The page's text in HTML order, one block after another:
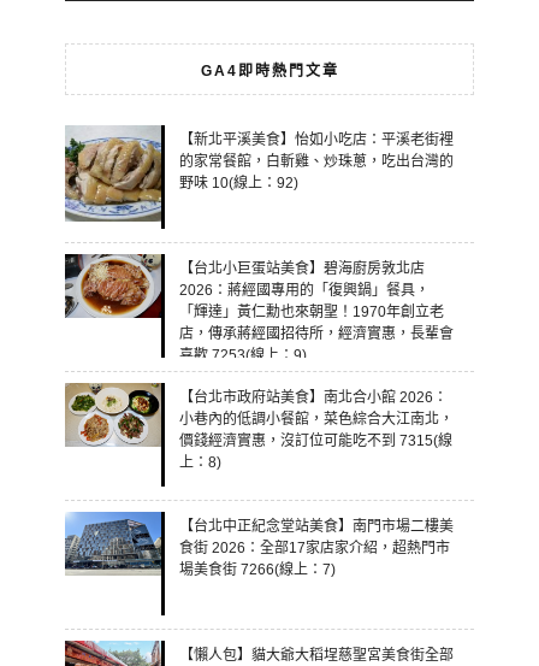
GA4即時熱門文章
【新北平溪美食】怡如小吃店：平溪老街裡
的家常餐館，白斬雞、炒珠蔥，吃出台灣的
野味 10(線上：92)
【台北小巨蛋站美食】碧海廚房敦北店
2026：蔣經國專用的「復興鍋」餐具，
「輝達」黃仁勳也來朝聖！1970年創立老
店，傳承蔣經國招待所，經濟實惠，長輩會
喜歡 7253(線上：9)
【台北市政府站美食】南北合小館 2026：
小巷內的低調小餐館，菜色綜合大江南北，
價錢經濟實惠，沒訂位可能吃不到 7315(線
上：8)
【台北中正紀念堂站美食】南門市場二樓美
食街 2026：全部17家店家介紹，超熱門市
場美食街 7266(線上：7)
【懶人包】貓大爺大稻埕慈聖宮美食街全部